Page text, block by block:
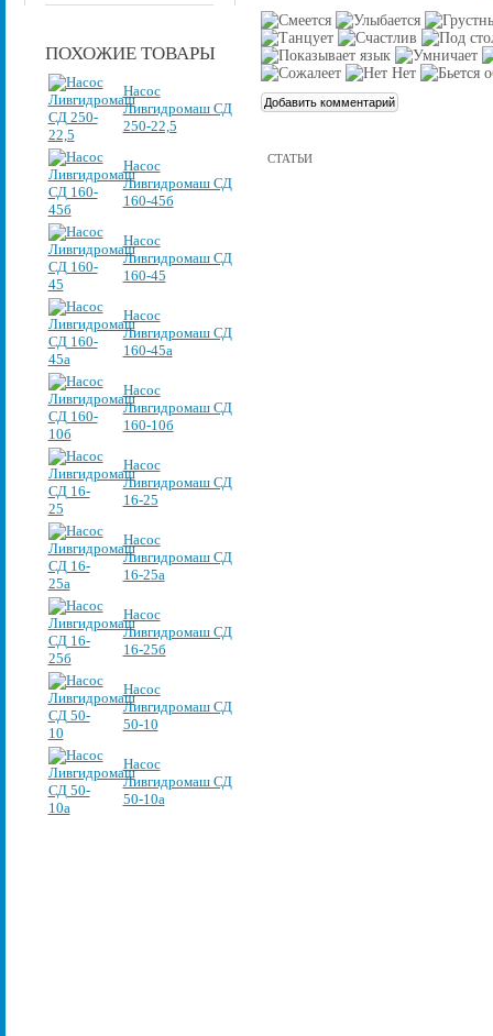
ПОХОЖИЕ ТОВАРЫ
Насос
Ливгидромаш СД
250-22,5
Насос
Ливгидромаш СД
160-45б
Насос
Ливгидромаш СД
160-45
Насос
Ливгидромаш СД
160-45а
Насос
Ливгидромаш СД
160-10б
Насос
Ливгидромаш СД
16-25
Насос
Ливгидромаш СД
16-25а
Насос
Ливгидромаш СД
16-25б
Насос
Ливгидромаш СД
50-10
Насос
Ливгидромаш СД
50-10а
СТАТЬИ